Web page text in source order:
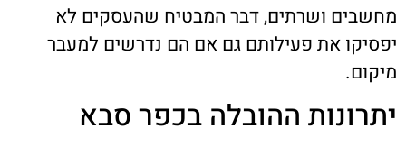
מחשבים ושרתים, דבר המבטיח שהעסקים לא
יפסיקו את פעילותם גם אם הם נדרשים למעבר
מיקום.
יתרונות ההובלה בכפר סבא